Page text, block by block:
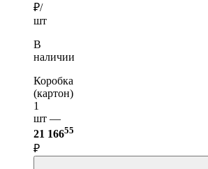
₽/
шт
В
наличии
Коробка
(картон)
1
шт —
21 16655
₽